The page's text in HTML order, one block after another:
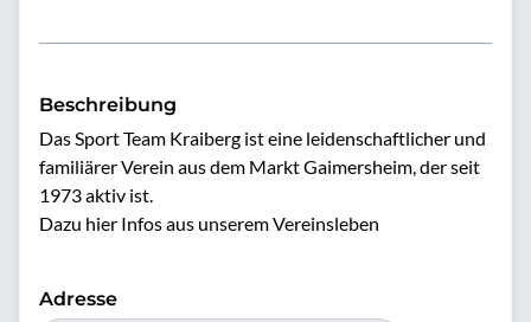
Beschreibung
Das Sport Team Kraiberg ist eine leidenschaftlicher und
familiärer Verein aus dem Markt Gaimersheim, der seit
1973 aktiv ist.
Dazu hier Infos aus unserem Vereinsleben
Adresse